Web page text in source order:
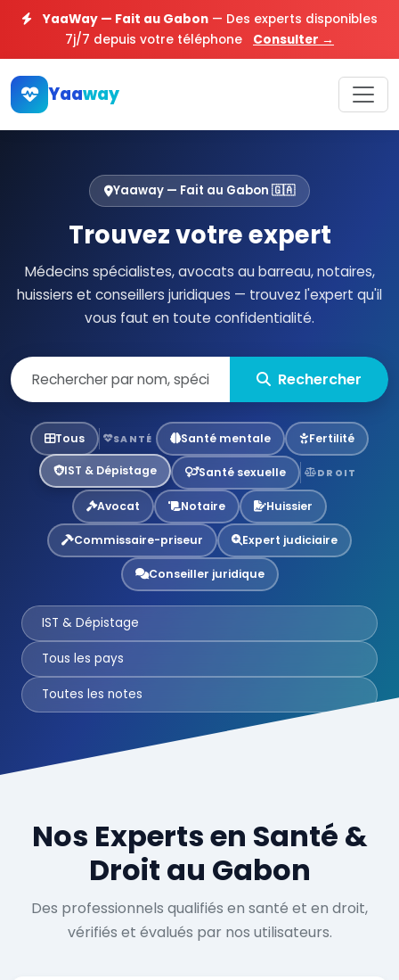
YaaWay — Fait au Gabon — Des experts disponibles
7j/7 depuis votre téléphone
Consulter →
Yaaway
Yaaway — Fait au Gabon 🇬🇦
Trouvez votre expert
Médecins spécialistes, avocats au barreau, notaires,
huissiers et conseillers juridiques — trouvez l'expert qu'il
vous faut en toute confidentialité.
Rechercher
Tous SANTÉ Santé mentale Fertilité
IST & Dépistage Santé sexuelle DROIT
Avocat Notaire Huissier
Commissaire-priseur Expert judiciaire
Conseiller juridique
Nos Experts en Santé &
Droit au Gabon
Des professionnels qualifiés en santé et en droit,
vérifiés et évalués par nos utilisateurs.